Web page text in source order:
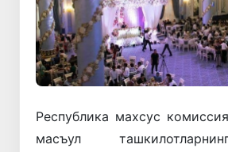
Республика махсус
масъул